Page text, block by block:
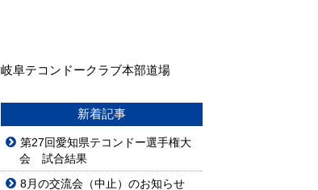
岐阜テコンドークラブ本部道場
新着記事
第27回愛知県テコンドー選手権大
会 試合結果
8月の交流会（中止）のお知らせ